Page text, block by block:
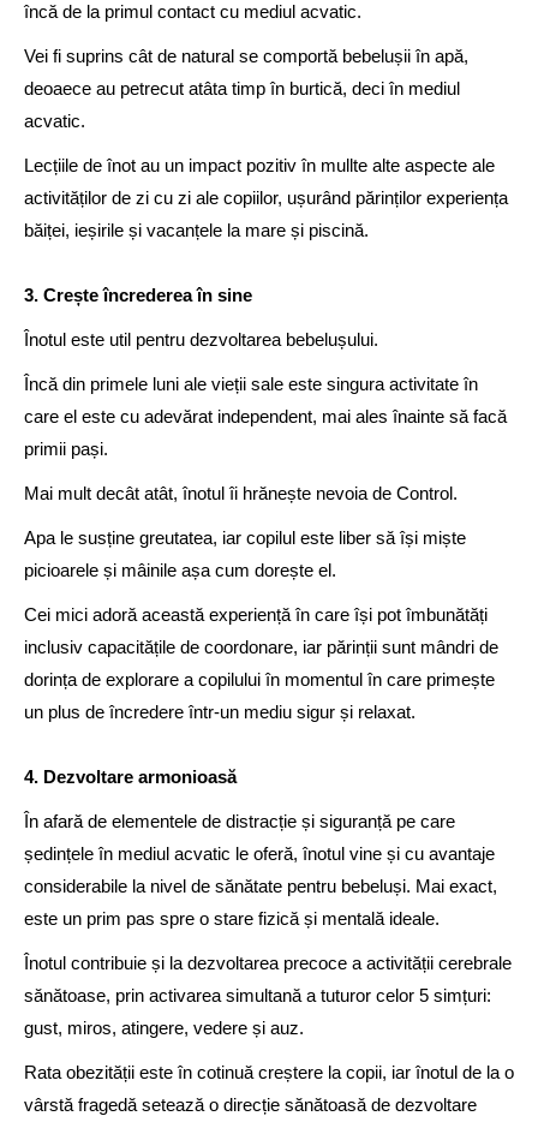
încă de la primul contact cu mediul acvatic.
Vei fi suprins cât de natural se comportă bebelușii în apă,
deoaece au petrecut atâta timp în burtică, deci în mediul
acvatic.
Lecțiile de înot au un impact pozitiv în mullte alte aspecte ale
activităților de zi cu zi ale copiilor, ușurând părinților experiența
băiței, ieșirile și vacanțele la mare și piscină.
3. Crește încrederea în sine
Înotul este util pentru dezvoltarea bebelușului.
Încă din primele luni ale vieții sale este singura activitate în
care el este cu adevărat independent, mai ales înainte să facă
primii pași.
Mai mult decât atât, înotul îi hrănește nevoia de Control.
Apa le susține greutatea, iar copilul este liber să își miște
picioarele și mâinile așa cum dorește el.
Cei mici adoră această experiență în care își pot îmbunătăți
inclusiv capacitățile de coordonare, iar părinții sunt mândri de
dorința de explorare a copilului în momentul în care primește
un plus de încredere într-un mediu sigur și relaxat.
4. Dezvoltare armonioasă
În afară de elementele de distracție și siguranță pe care
ședințele în mediul acvatic le oferă, înotul vine și cu avantaje
considerabile la nivel de sănătate pentru bebeluși. Mai exact,
este un prim pas spre o stare fizică și mentală ideale.
Înotul contribuie și la dezvoltarea precoce a activității cerebrale
sănătoase, prin activarea simultană a tuturor celor 5 simțuri:
gust, miros, atingere, vedere și auz.
Rata obezității este în cotinuă creștere la copii, iar înotul de la o
vârstă fragedă setează o direcție sănătoasă de dezvoltare